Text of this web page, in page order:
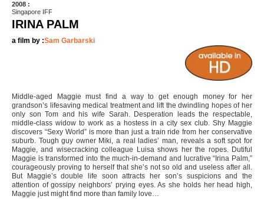
2008 :
Singapore IFF
IRINA PALM
a film by :Sam Garbarski
Middle-aged Maggie must find a way to get enough money for her
grandson’s lifesaving medical treatment and lift the dwindling hopes of her
only son Tom and his wife Sarah. Desperation leads the respectable,
middle-class widow to work as a hostess in a city sex club. Shy Maggie
discovers “Sexy World” is more than just a train ride from her conservative
suburb. Tough guy owner Miki, a real ladies’ man, reveals a soft spot for
Maggie, and wisecracking colleague Luisa shows her the ropes. Dutiful
Maggie is transformed into the much-in-demand and lucrative “Irina Palm,”
courageously proving to herself that she’s not so old and useless after all.
But Maggie’s double life soon attracts her son’s suspicions and the
attention of gossipy neighbors’ prying eyes. As she holds her head high,
Maggie just might find more than family love…